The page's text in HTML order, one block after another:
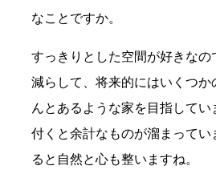
なことですか。
すっきりとした空間が好きなの
減らして、将来的にはいくつか
んとあるような家を目指して
付くと余計なものが溜まってい
ると自然と心も整いますね。